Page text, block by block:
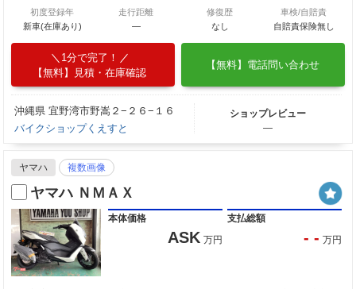
初度登録年
新車(在庫あり)
走行距離
―
修復歴
なし
車検/自賠責
自賠責保険無し
1分で完了！
【無料】見積・在庫確認
【無料】電話問い合わせ
沖縄県 宜野湾市野嵩２−２６−１６
バイクショップくえすと
ショップレビュー
―
ヤマハ 複数画像
ヤマハ ＮＭＡＸ
本体価格
ASK 万円
支払総額
- - 万円